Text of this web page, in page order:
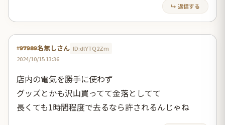
↳ 返信する
#97989名無しさん ID:dlYTQ2Zm
2024/10/15 13:36
店内の電気を勝手に使わず
グッズとかも沢山買ってて金落としてて
長くても1時間程度で去るなら許されるんじゃね